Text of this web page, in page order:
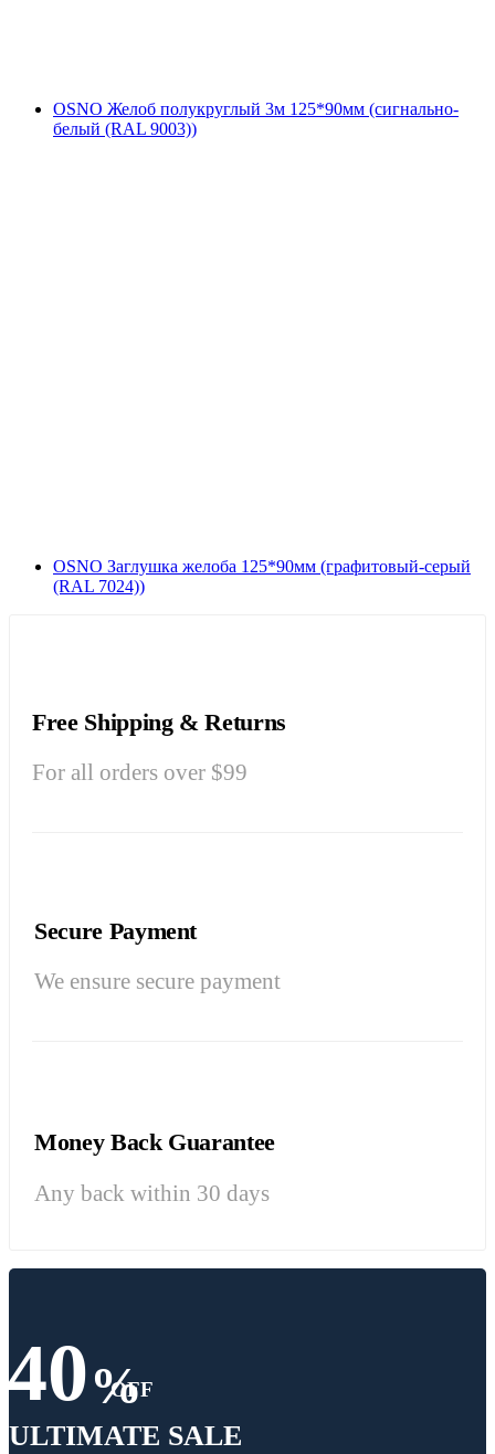
OSNO Желоб полукруглый 3м 125*90мм (сигнально-
белый (RAL 9003))
OSNO Заглушка желоба 125*90мм (графитовый-серый
(RAL 7024))
Free Shipping & Returns
For all orders over $99
Secure Payment
We ensure secure payment
Money Back Guarantee
Any back within 30 days
40%
OFF
ULTIMATE SALE